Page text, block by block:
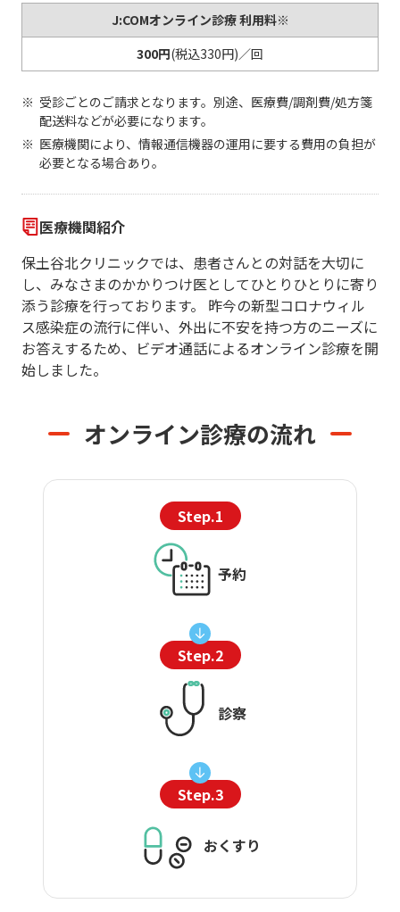
J:COMオンライン診療 利用料※
300円(税込330円)／回
受診ごとのご請求となります。別途、医療費/調剤費/処方箋
配送料などが必要になります。
医療機関により、情報通信機器の運用に要する費用の負担が
必要となる場合あり。
医療機関紹介
保土谷北クリニックでは、患者さんとの対話を大切に
し、みなさまのかかりつけ医としてひとりひとりに寄り
添う診療を行っております。 昨今の新型コロナウィル
ス感染症の流行に伴い、外出に不安を持つ方のニーズに
お答えするため、ビデオ通話によるオンライン診療を開
始しました。
オンライン診療の流れ
Step.1
予約
Step.2
診察
Step.3
おくすり